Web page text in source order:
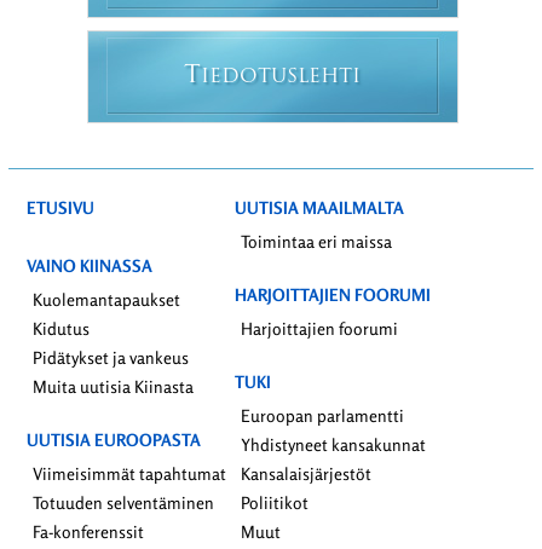
T IEDOTUSLEHTI
ETUSIVU
VAINO KIINASSA
Kuolemantapaukset
Kidutus
Pidätykset ja vankeus
Muita uutisia Kiinasta
UUTISIA EUROOPASTA
Viimeisimmät tapahtumat
Totuuden selventäminen
Fa-konferenssit
UUTISIA MAAILMALTA
Toimintaa eri maissa
HARJOITTAJIEN FOORUMI
Harjoittajien foorumi
TUKI
Euroopan parlamentti
Yhdistyneet kansakunnat
Kansalaisjärjestöt
Poliitikot
Muut